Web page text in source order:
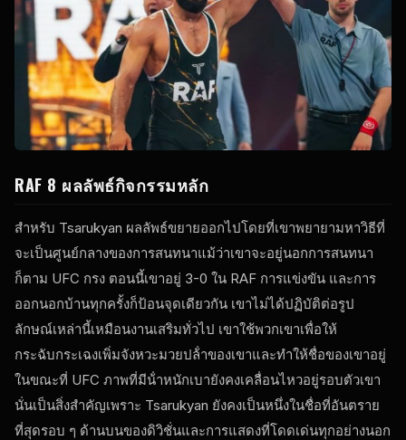
RAF 8 ผลลัพธ์กิจกรรมหลัก
สําหรับ Tsarukyan ผลลัพธ์ขยายออกไปโดยที่เขาพยายามหาวิธีที่
จะเป็นศูนย์กลางของการสนทนาแม้ว่าเขาจะอยู่นอกการสนทนา
ก็ตาม UFC กรง ตอนนี้เขาอยู่ 3-0 ใน RAF การแข่งขัน และการ
ออกนอกบ้านทุกครั้งก็ป้อนจุดเดียวกัน เขาไม่ได้ปฏิบัติต่อรูป
ลักษณ์เหล่านี้เหมือนงานเสริมทั่วไป เขาใช้พวกเขาเพื่อให้
กระฉับกระเฉงเพิ่มจังหวะมวยปล้ําของเขาและทําให้ชื่อของเขาอยู่
ในขณะที่ UFC ภาพที่มีน้ําหนักเบายังคงเคลื่อนไหวอยู่รอบตัวเขา
นั่นเป็นสิ่งสําคัญเพราะ Tsarukyan ยังคงเป็นหนึ่งในชื่อที่อันตราย
ที่สุดรอบ ๆ ด้านบนของดิวิชั่นและการแสดงที่โดดเด่นทุกอย่างนอก